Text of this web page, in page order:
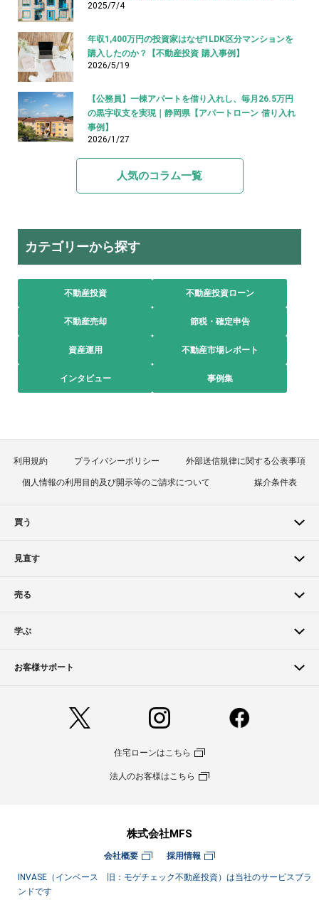
2025/7/4
年収1,400万円の投資家はなぜ1LDK区分マンションを
購入したのか？【不動産投資 購入事例】
2026/5/19
【公務員】一棟アパートを借り入れし、毎月26.5万円
の黒字収支を実現｜静岡県【アパートローン 借り入れ
事例】
2026/1/27
人気のコラム一覧
カテゴリーから探す
不動産投資 不動産投資ローン
不動産売却 節税・確定申告
資産運用 不動産市場レポート
インタビュー 事例集
利用規約 プライバシーポリシー 外部送信規律に関する公表事項
個人情報の利用目的及び開示等のご請求について 媒介条件表
買う
見直す
売る
学ぶ
お客様サポート
住宅ローンはこちら
法人のお客様はこちら
株式会社MFS
会社概要 採用情報
INVASE（インベース 旧：モゲチェック不動産投資）は当社のサービスブラ
ンドです